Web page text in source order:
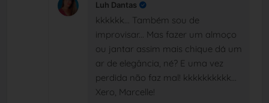
Luh Dantas
kkkkkk... Também sou de
improvisar... Mas fazer um almoço
ou jantar assim mais chique dá um
ar de elegância, né? E uma vez
perdida não faz mal! kkkkkkkkkk...
Xero, Marcelle!